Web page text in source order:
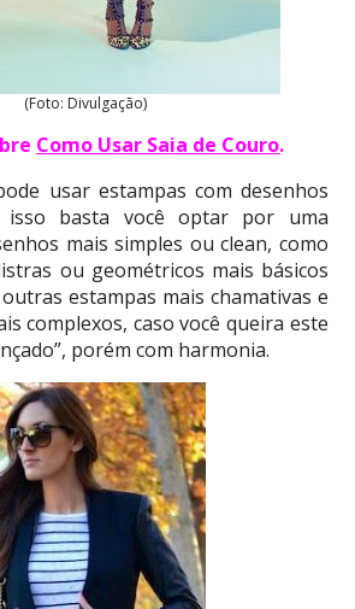
(Foto: Divulgação)
Como Usar Saia de Couro.
usar estampas com desenhos
isso basta você optar por uma
mais simples ou clean, como
ou geométricos mais básicos
estampas mais chamativas e
complexos, caso você queira este
porém com harmonia.